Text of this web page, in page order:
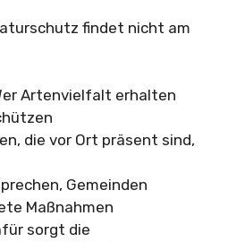
findet nicht am
Artenvielfalt erhalten
die vor Ort präsent sind,
Gemeinden
Maßnahmen
sorgt die